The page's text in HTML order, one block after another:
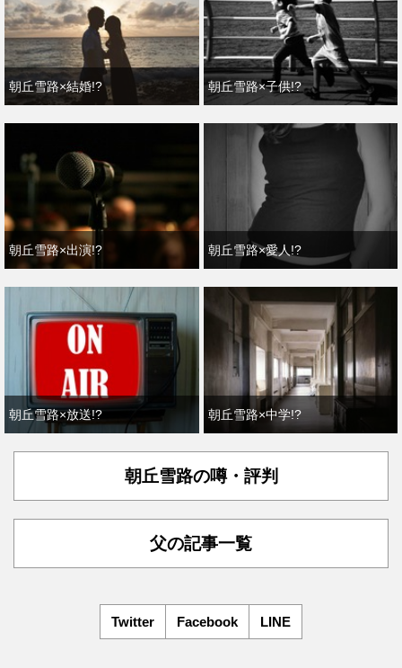
朝丘雪路×結婚!? 朝丘雪路×子供!?
朝丘雪路×出演!? 朝丘雪路×愛人!?
朝丘雪路×放送!? 朝丘雪路×中学!?
朝丘雪路の噂・評判
父の記事一覧
Twitter Facebook LINE